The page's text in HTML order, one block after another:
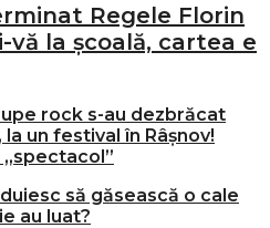
Regele Florin
vă la școală, cartea e
rock s-au dezbrăcat
un festival în Râșnov!
să găsească o cale
au luat?